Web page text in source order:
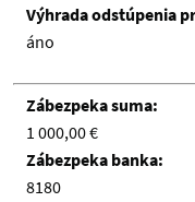
Výhrada odstúpenia
áno
Zábezpeka suma:
1 000,00 €
Zábezpeka banka:
8180